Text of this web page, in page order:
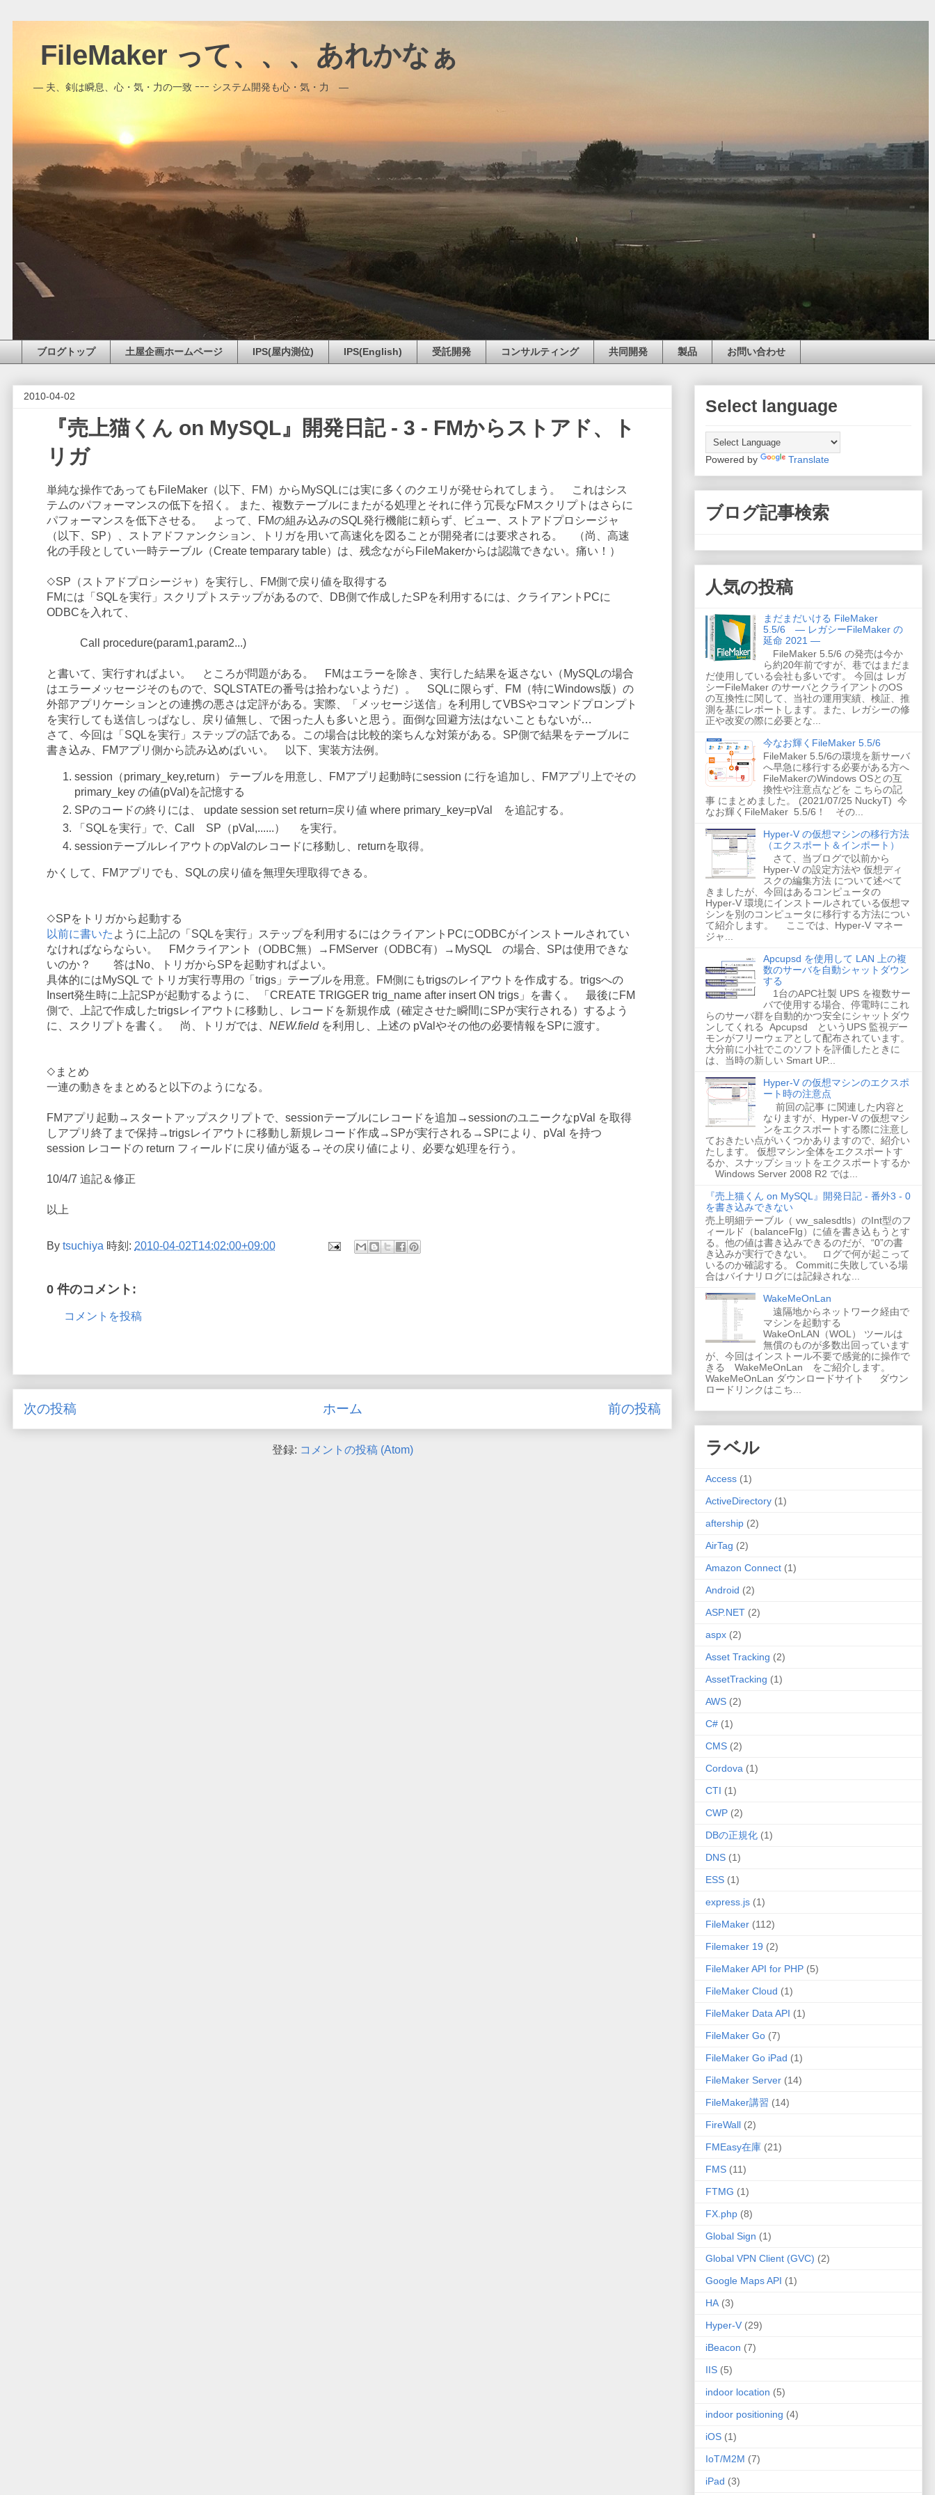
FileMaker って、、、あれかなぁ
― 夫、剣は瞬息、心・気・力の一致 ｰｰｰ システム開発も心・気・力 ―
ブログトップ 土屋企画ホームページ IPS(屋内測位) IPS(English) 受託開発 コンサルティング 共同開発 製品 お問い合わせ
2010-04-02
『売上猫くん on MySQL』開発日記 - 3 - FMからストアド、ト
リガ
単純な操作であってもFileMaker（以下、FM）からMySQLには実に多くのクエリが発せられてしまう。 これはシス
テムのパフォーマンスの低下を招く。 また、複数テーブルにまたがる処理とそれに伴う冗長なFMスクリプトはさらに
パフォーマンスを低下させる。 よって、FMの組み込みのSQL発行機能に頼らず、ビュー、ストアドプロシージャ
（以下、SP）、ストアドファンクション、トリガを用いて高速化を図ることが開発者には要求される。 （尚、高速
化の手段としてい一時テーブル（Create temparary table）は、残念ながらFileMakerからは認識できない。痛い！）
◇SP（ストアドプロシージャ）を実行し、FM側で戻り値を取得する
FMには「SQLを実行」スクリプトステップがあるので、DB側で作成したSPを利用するには、クライアントPCに
ODBCを入れて、
Call procedure(param1,param2...)
と書いて、実行すればよい。 ところが問題がある。 FMはエラーを除き、実行した結果を返さない（MySQLの場合
はエラーメッセージそのもので、SQLSTATEの番号は拾わないようだ）。 SQLに限らず、FM（特にWindows版）の
外部アプリケーションとの連携の悪さは定評がある。実際、「メッセージ送信」を利用してVBSやコマンドプロンプト
を実行しても送信しっぱなし、戻り値無し、で困った人も多いと思う。面倒な回避方法はないこともないが…
さて、今回は「SQLを実行」ステップの話である。この場合は比較的楽ちんな対策がある。SP側で結果をテーブルに
書き込み、FMアプリ側から読み込めばいい。 以下、実装方法例。
session（primary_key,return） テーブルを用意し、FMアプリ起動時にsession に行を追加し、FMアプリ上でその
primary_key の値(pVal)を記憶する
SPのコードの終りには、 update session set return=戻り値 where primary_key=pVal を追記する。
「SQLを実行」で、Call SP（pVal,......） を実行。
sessionテーブルレイアウトのpValのレコードに移動し、returnを取得。
かくして、FMアプリでも、SQLの戻り値を無理矢理取得できる。
◇SPをトリガから起動する
以前に書いた ように上記の「SQLを実行」ステップを利用するにはクライアントPCにODBCがインストールされてい
なければならならい。 FMクライアント（ODBC無）→FMServer（ODBC有）→MySQL の場合、SPは使用できな
いのか？ 答はNo、トリガからSPを起動すればよい。
具体的にはMySQL で トリガ実行専用の「trigs」テーブルを用意。FM側にもtrigsのレイアウトを作成する。trigsへの
Insert発生時に上記SPが起動するように、 「CREATE TRIGGER trig_name after insert ON trigs」を書く。 最後にFM
側で、上記で作成したtrigsレイアウトに移動し、レコードを新規作成（確定させた瞬間にSPが実行される）するよう
に、スクリプトを書く。 尚、トリガでは、 NEW.fieldを利用し、上述の pValやその他の必要情報をSPに渡す。
◇まとめ
一連の動きをまとめると以下のようになる。
FMアプリ起動→スタートアップスクリプトで、sessionテーブルにレコードを追加→sessionのユニークなpVal を取得
しアプリ終了まで保持→trigsレイアウトに移動し新規レコード作成→SPが実行される→SPにより、pVal を持つ
session レコードの return フィールドに戻り値が返る→その戻り値により、必要な処理を行う。
10/4/7 追記＆修正
以上
By tsuchiya 時刻: 2010-04-02T14:02:00+09:00
0 件のコメント:
コメントを投稿
次の投稿 前の投稿
ホーム
登録: コメントの投稿 (Atom)
Select language
Powered by Translate
ブログ記事検索
人気の投稿
まだまだいける FileMaker
5.5/6 ― レガシーFileMaker の
延命 2021 ―
FileMaker 5.5/6 の発売は今か
ら約20年前ですが、巷ではまだま
だ使用している会社も多いです。 今回は レガ
シーFileMaker のサーバとクライアントのOS
の互換性に関して、当社の運用実績、検証、推
測を基にレポートします。また、レガシーの修
正や改変の際に必要とな...
今なお輝くFileMaker 5.5/6
FileMaker 5.5/6の環境を新サーバ
へ早急に移行する必要がある方へ
FileMakerのWindows OSとの互
換性や注意点などを こちらの記
事 にまとめました。 (2021/07/25 NuckyT) 今
なお輝くFileMaker 5.5/6！ その...
Hyper-V の仮想マシンの移行方法
（エクスポート＆インポート）
さて、当ブログで以前から
Hyper-V の設定方法や 仮想ディ
スクの編集方法 について述べて
きましたが、今回はあるコンピュータの
Hyper-V 環境にインストールされている仮想マ
シンを別のコンピュータに移行する方法につい
て紹介します。 ここでは、Hyper-V マネー
ジャ...
Apcupsd を使用して LAN 上の複
数のサーバを自動シャットダウン
する
1台のAPC社製 UPS を複数サー
バで使用する場合、停電時にこれ
らのサーバ群を自動的かつ安全にシャットダウ
ンしてくれる Apcupsd というUPS 監視デー
モンがフリーウェアとして配布されています。
大分前に小社でこのソフトを評価したときに
は、当時の新しい Smart UP...
Hyper-V の仮想マシンのエクスポ
ート時の注意点
前回の記事 に関連した内容と
なりますが、Hyper-V の仮想マシ
ンをエクスポートする際に注意し
ておきたい点がいくつかありますので、紹介い
たします。 仮想マシン全体をエクスポートす
るか、スナップショットをエクスポートするか
Windows Server 2008 R2 では...
『売上猫くん on MySQL』開発日記 - 番外3 - 0
を書き込みできない
売上明細テーブル（ vw_salesdtls）のInt型のフ
ィールド（balanceFlg）に値を書き込もうとす
る。他の値は書き込みできるのだが、“0”の書
き込みが実行できない。 ログで何が起こって
いるのか確認する。 Commitに失敗している場
合はバイナリログには記録されな...
WakeMeOnLan
遠隔地からネットワーク経由で
マシンを起動する
WakeOnLAN（WOL） ツールは
無償のものが多数出回っています
が、今回はインストール不要で感覚的に操作で
きる WakeMeOnLan をご紹介します。
WakeMeOnLan ダウンロードサイト ダウン
ロードリンクはこち...
ラベル
Access (1)
ActiveDirectory (1)
aftership (2)
AirTag (2)
Amazon Connect (1)
Android (2)
ASP.NET (2)
aspx (2)
Asset Tracking (2)
AssetTracking (1)
AWS (2)
C# (1)
CMS (2)
Cordova (1)
CTI (1)
CWP (2)
DBの正規化 (1)
DNS (1)
ESS (1)
express.js (1)
FileMaker (112)
Filemaker 19 (2)
FileMaker API for PHP (5)
FileMaker Cloud (1)
FileMaker Data API (1)
FileMaker Go (7)
FileMaker Go iPad (1)
FileMaker Server (14)
FileMaker講習 (14)
FireWall (2)
FMEasy在庫 (21)
FMS (11)
FTMG (1)
FX.php (8)
Global Sign (1)
Global VPN Client (GVC) (2)
Google Maps API (1)
HA (3)
Hyper-V (29)
iBeacon (7)
IIS (5)
indoor location (5)
indoor positioning (4)
iOS (1)
IoT/M2M (7)
iPad (3)